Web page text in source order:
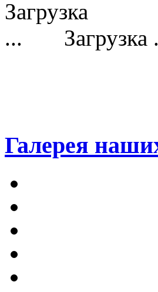
Загрузка
Галерея